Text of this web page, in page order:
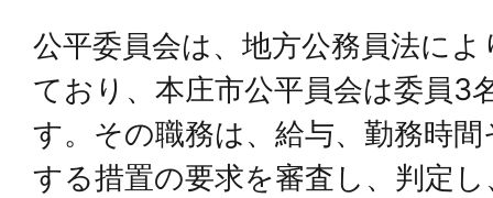
公平委員会は、地方公務員法に
ており、本庄市公平員会は委員3
す。その職務は、給与、勤務時
する措置の要求を審査し、判定